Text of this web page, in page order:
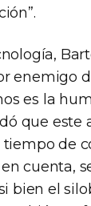
enemigo
es la
que este
de
cuenta,
bien el